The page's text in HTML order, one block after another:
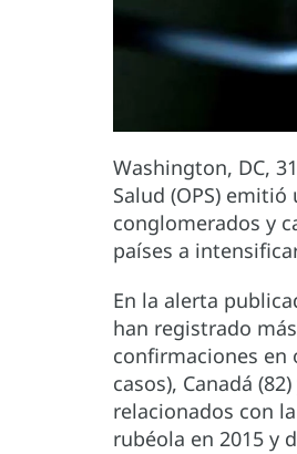
Washington, DC,
Salud (OPS)
conglomerados y
países a
En la alerta
han registrado
confirmaciones en
casos), Canadá
relacionados con
rubéola en 2015 y